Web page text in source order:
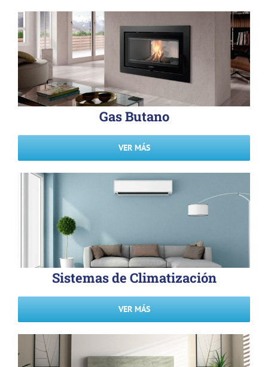
Gas Butano
VER MÁS
Sistemas de Climatización
VER MÁS